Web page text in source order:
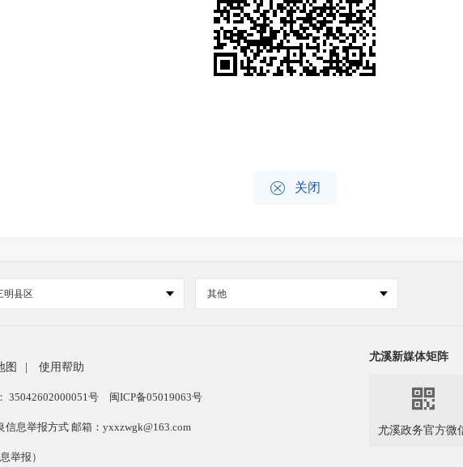
 关闭
明县区 其他
图 使用帮助
35042602000051号 闽ICP备05019063号
息举报方式 邮箱：yxxzwgk@163.com
举报）
尤溪新媒体矩阵

尤溪政务官方微